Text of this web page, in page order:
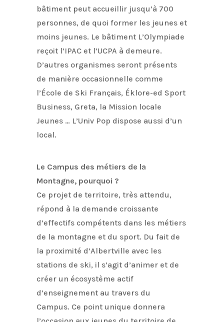
bâtiment peut accueillir jusqu’à 700
personnes, de quoi former les jeunes et
moins jeunes. Le bâtiment L’Olympiade
reçoit l’IPAC et l’UCPA à demeure.
D’autres organismes seront présents
de manière occasionnelle comme
l’École de Ski Français, Éklore-ed Sport
Business, Greta, la Mission locale
Jeunes … L’Univ Pop dispose aussi d’un
local.
Le Campus des métiers de la
Montagne, pourquoi ?
Ce projet de territoire, très attendu,
répond à la demande croissante
d’effectifs compétents dans les métiers
de la montagne et du sport. Du fait de
la proximité d’Albertville avec les
stations de ski, il s’agit d’animer et de
créer un écosystème actif
d’enseignement au travers du
Campus. Ce point unique donnera